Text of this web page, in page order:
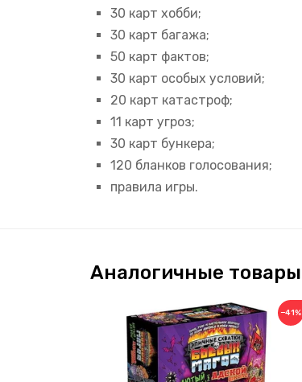
30 карт хобби;
30 карт багажа;
50 карт фактов;
30 карт особых условий;
20 карт катастроф;
11 карт угроз;
30 карт бункера;
120 бланков голосования;
правила игры.
Аналогичные товары
−41%